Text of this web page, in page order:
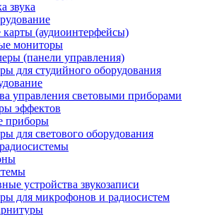
звука
карты (аудиоинтерфейсы)
мониторы
(панели управления)
для студийного оборудования
управления световыми приборами
эффектов
приборы
для светового оборудования
устройства звукозаписи
для микрофонов и радиосистем